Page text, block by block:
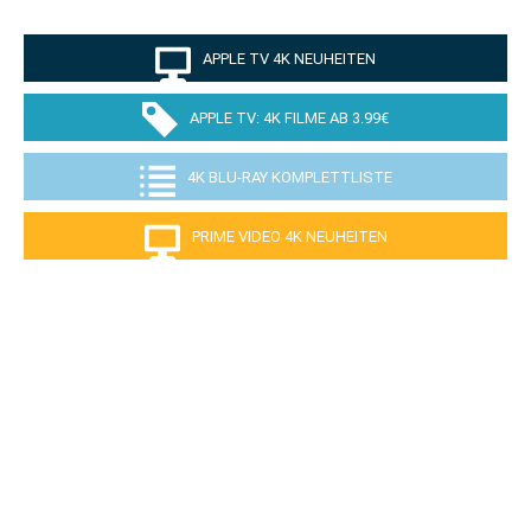
APPLE TV 4K NEUHEITEN
APPLE TV: 4K FILME AB 3.99€
4K BLU-RAY KOMPLETTLISTE
PRIME VIDEO 4K NEUHEITEN